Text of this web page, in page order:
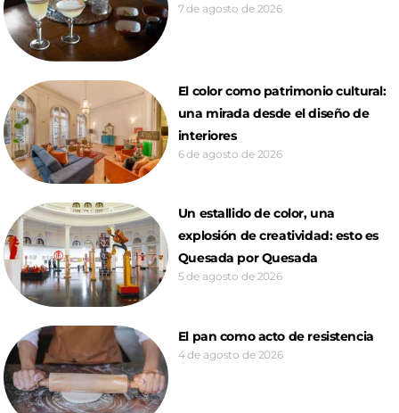
7 de agosto de 2026
El color como patrimonio cultural:
una mirada desde el diseño de
interiores
6 de agosto de 2026
Un estallido de color, una
explosión de creatividad: esto es
Quesada por Quesada
5 de agosto de 2026
El pan como acto de resistencia
4 de agosto de 2026